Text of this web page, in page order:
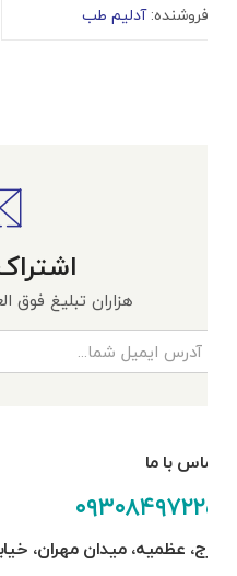
فروشنده:آدلیم طب
اشتراک
هزاران تبلیغ فوق
تماس با ما
۰۹۳۰۸۴۹۷۲۲۵
کرج، عظمیه، میدان مهران،